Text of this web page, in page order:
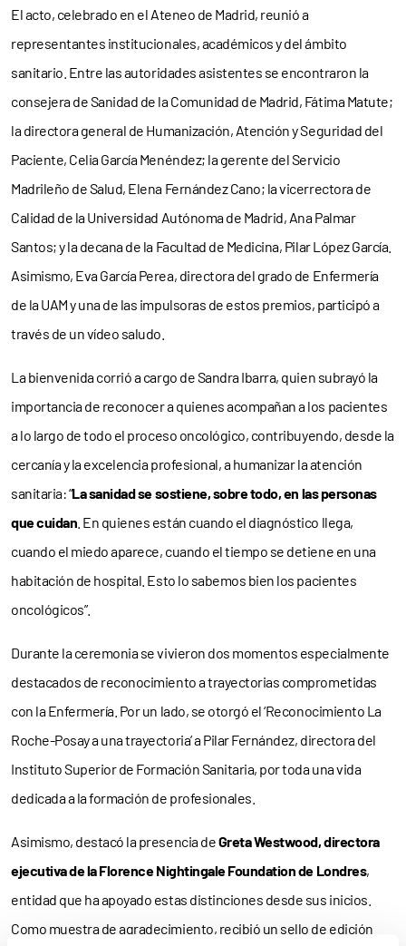
El acto, celebrado en el Ateneo de Madrid, reunió a
representantes institucionales, académicos y del ámbito
sanitario. Entre las autoridades asistentes se encontraron la
consejera de Sanidad de la Comunidad de Madrid, Fátima Matute;
la directora general de Humanización, Atención y Seguridad del
Paciente, Celia García Menéndez; la gerente del Servicio
Madrileño de Salud, Elena Fernández Cano; la vicerrectora de
Calidad de la Universidad Autónoma de Madrid, Ana Palmar
Santos; y la decana de la Facultad de Medicina, Pilar López García.
Asimismo, Eva García Perea, directora del grado de Enfermería
de la UAM y una de las impulsoras de estos premios, participó a
través de un vídeo saludo.
La bienvenida corrió a cargo de Sandra Ibarra, quien subrayó la
importancia de reconocer a quienes acompañan a los pacientes
a lo largo de todo el proceso oncológico, contribuyendo, desde la
cercanía y la excelencia profesional, a humanizar la atención
sanitaria: “La sanidad se sostiene, sobre todo, en las personas
que cuidan . En quienes están cuando el diagnóstico llega,
cuando el miedo aparece, cuando el tiempo se detiene en una
habitación de hospital. Esto lo sabemos bien los pacientes
oncológicos”.
Durante la ceremonia se vivieron dos momentos especialmente
destacados de reconocimiento a trayectorias comprometidas
con la Enfermería. Por un lado, se otorgó el ‘Reconocimiento La
Roche-Posay a una trayectoria’ a Pilar Fernández, directora del
Instituto Superior de Formación Sanitaria, por toda una vida
dedicada a la formación de profesionales.
Asimismo, destacó la presencia deGreta Westwood, directora
ejecutiva de la Florence Nightingale Foundation de Londres,
entidad que ha apoyado estas distinciones desde sus inicios.
Como muestra de agradecimiento, recibió un sello de edición